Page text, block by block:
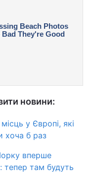
новини:
у Європі, які
хоча б раз
вперше
тепер там будуть